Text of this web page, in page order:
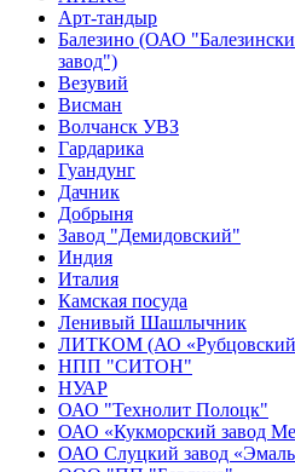
Арт-тандыр
Балезино (ОАО
завод")
Везувий
Висман
Волчанск УВЗ
Гардарика
Гуандунг
Дачник
Добрыня
Завод "Демидовский"
Индия
Италия
Камская посуда
Ленивый Шашлычник
ЛИТКОМ (АО «Рубцовский
НПП "СИТОН"
НУАР
ОАО "Технолит Полоцк"
ОАО «Кукморский завод
ОАО Слуцкий завод